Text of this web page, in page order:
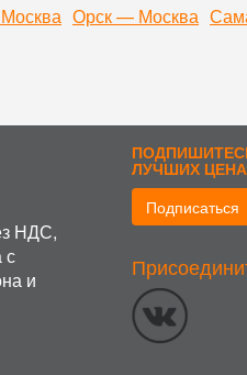
Орск — Москва
НДС,
с
и
ЛУЧШИХ
Подписаться
(сведения о
рекламе; язык ОС и
статистических